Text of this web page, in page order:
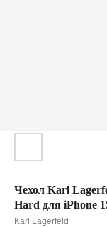
Чехол Karl
Hard для iPhone
Karl Lagerfeld